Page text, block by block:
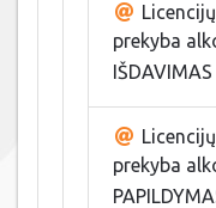
prekyba
IŠDAVIMAS
prekyba